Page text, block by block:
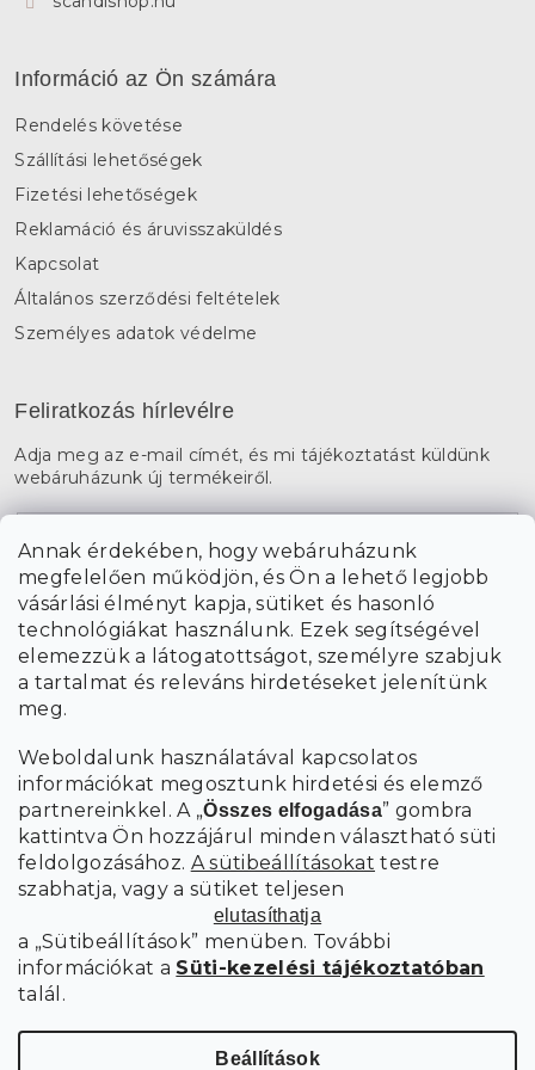
Annak érdekében, hogy webáruházunk
megfelelően működjön, és Ön a lehető legjobb
vásárlási élményt kapja, sütiket és hasonló
technológiákat használunk. Ezek segítségével
elemezzük a látogatottságot, személyre szabjuk
a tartalmat és releváns hirdetéseket jelenítünk
meg.
Weboldalunk használatával kapcsolatos
információkat megosztunk hirdetési és elemző
partnereinkkel. A „Összes elfogadása” gombra
kattintva Ön hozzájárul minden választható süti
feldolgozásához. A sütibeállításokat testre
szabhatja, vagy a sütiket teljesen
elutasíthatja
a „Sütibeállítások” menüben. További
információkat a Süti-kezelési tájékoztatóban
talál.
Beállítások
Információ az Ön számára
Rendelés követése
Szállítási lehetőségek
Fizetési lehetőségek
Reklamáció és áruvisszaküldés
Kapcsolat
Általános szerződési feltételek
Személyes adatok védelme
Feliratkozás hírlevélre
Adja meg az e-mail címét, és mi tájékoztatást küldünk
webáruházunk új termékeiről.
A hírlevelekre való feliratkozással egyetérteka személyes
adatok feldolgozásával.
FELIRATKOZÁS